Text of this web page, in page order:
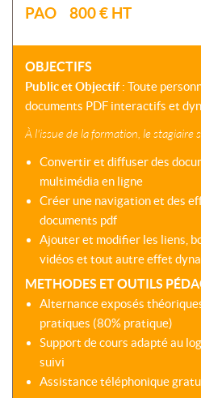
ASSISTANCE
DÉVELOPPEMENT
CPF
ACCORD
COACHING
SÉMINAIRES
LEARNING
BLENDED
MULTI-
MODALES
DU
DIRIGEANT
QUI
NOUS
PRÉSENTATION
DÉMARCHE
NOS
ÉQUIPES
ACTIONS
COLLECTIVES
NOTRE
CENTRE
NATIONAL
PAO 800 € HT
OBJECTIFS
Public et Objectif: Toute
documents PDF interactifs et
À l'issue de la formation, le stagiaire
Convertir et diffuser des
multimédia en ligne
Créer une navigation et des
documents pdf
Ajouter et modifier les liens,
vidéos et tout autre effet
METHODES ET OUTILS
Alternance exposés
pratiques (80% pratique)
Support de cours adapté au
suivi
Assistance téléphonique